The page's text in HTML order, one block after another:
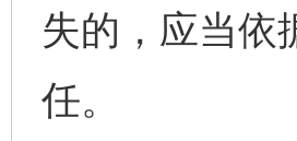
失的，应当依
任。